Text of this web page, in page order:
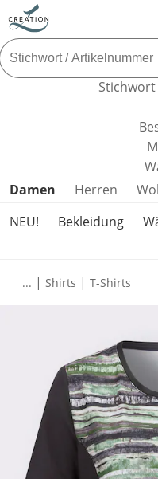
Produktkategorien
Damen Herren
NEU!
Bekleidung
... | Shirts | T-Shirts